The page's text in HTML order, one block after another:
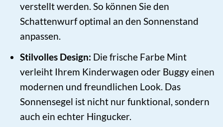
verstellt werden. So können Sie den
Schattenwurf optimal an den Sonnenstand
anpassen.
Stilvolles Design: Die frische Farbe Mint
verleiht Ihrem Kinderwagen oder Buggy einen
modernen und freundlichen Look. Das
Sonnensegel ist nicht nur funktional, sondern
auch ein echter Hingucker.